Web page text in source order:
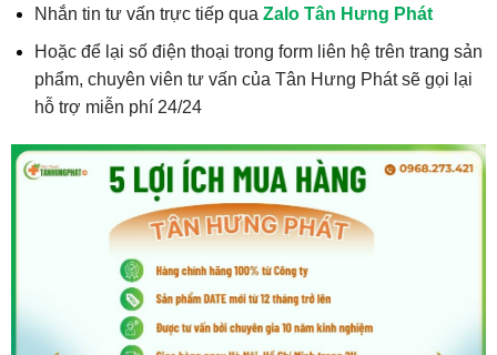
Nhắn tin tư vấn trực tiếp qua Zalo Tân Hưng Phát
Hoặc để lại số điện thoại trong form liên hệ trên trang sản
phẩm, chuyên viên tư vấn của Tân Hưng Phát sẽ gọi lại
hỗ trợ miễn phí 24/24